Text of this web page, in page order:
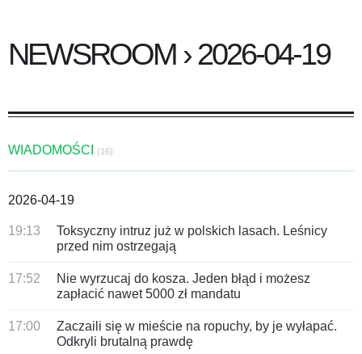
NEWSROOM › 2026-04-19
WIADOMOŚCI (16)
2026-04-19
19:13
Toksyczny intruz już w polskich lasach. Leśnicy
przed nim ostrzegają
17:52
Nie wyrzucaj do kosza. Jeden błąd i możesz
zapłacić nawet 5000 zł mandatu
17:00
Zaczaili się w mieście na ropuchy, by je wyłapać.
Odkryli brutalną prawdę